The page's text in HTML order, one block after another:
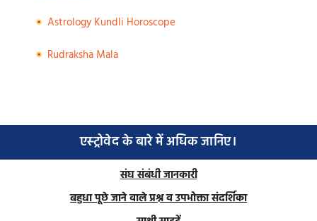
Astrology Kundli Horoscope
Rudraksha Mala
एस्ट्रोवेद के बारे में अधिक जानिए।
संघ संबंधी जानकारी
बहुधा पूछे जाने वाले प्रश्न व उपभोक्ता संदर्शिका